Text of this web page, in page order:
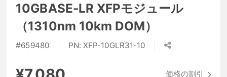
10GBASE-LR XFPモジュール
（1310nm 10km DOM）
#659480 PN: XFP-10GLR31-10
価格の割引